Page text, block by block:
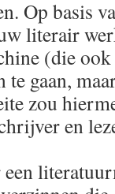
Op basis
literair
(die
gaan,
zou
en